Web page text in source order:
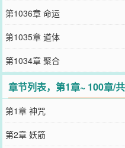
第1036章 命运
第1035章 道体
第1034章 聚合
章节列表，第1章~ 100章/
第1章 神咒
第2章 妖筋